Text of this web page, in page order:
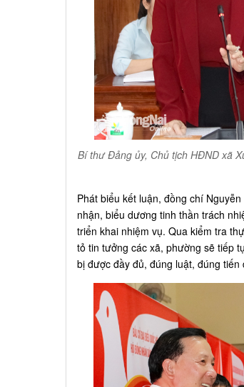
Bí thư Đảng ủy, Chủ tịch HĐND xã
Phát biểu kết luận, đồng chí
nhận, biểu dương tinh thần trách
triển khai nhiệm vụ. Qua kiểm tra
tỏ tin tưởng các xã, phường sẽ tiếp
bị được đầy đủ, đúng luật, đúng tiến